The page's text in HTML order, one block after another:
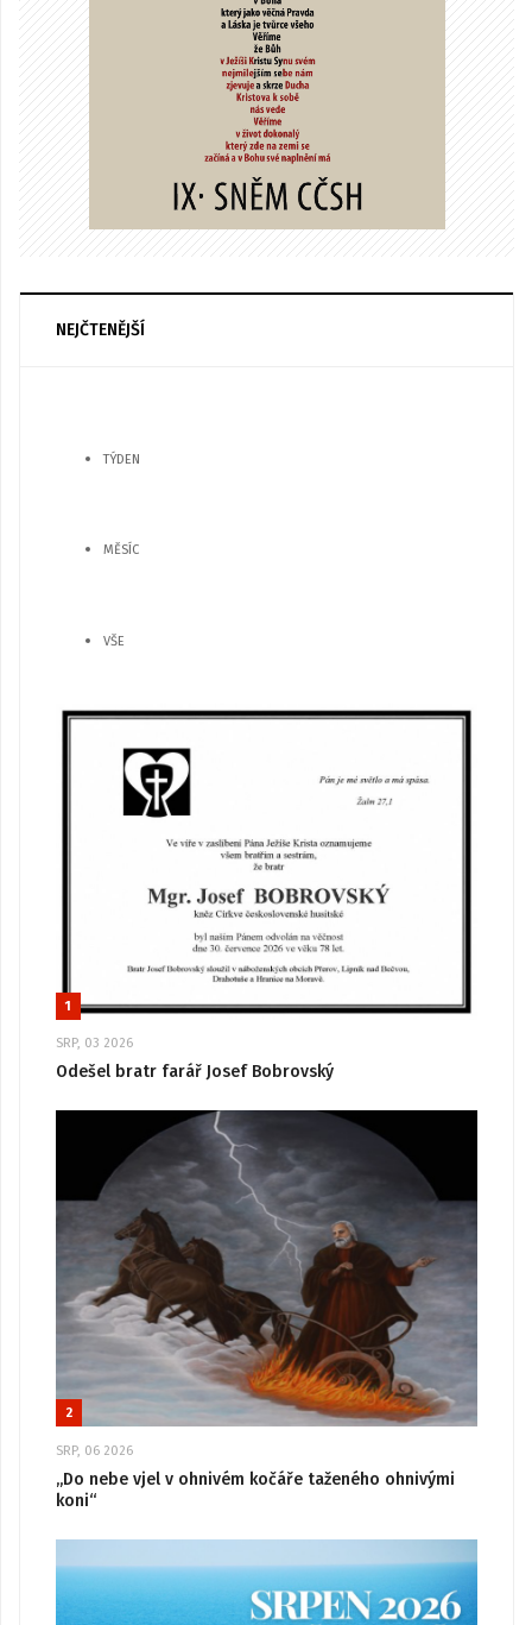
NEJČTENĚJŠÍ
TÝDEN
MĚSÍC
VŠE
1
SRP, 03 2026
Odešel bratr farář Josef Bobrovský
2
SRP, 06 2026
„Do nebe vjel v ohnivém kočáře taženého ohnivými
koni“